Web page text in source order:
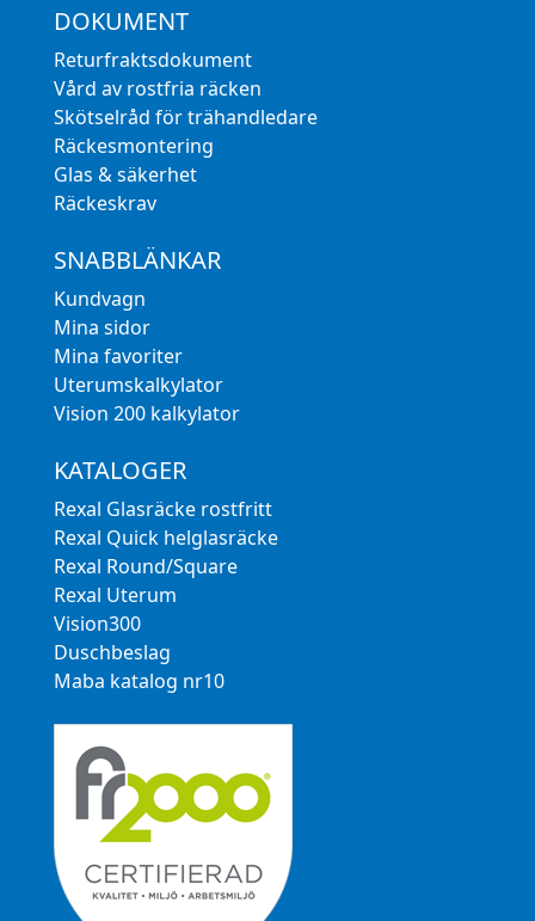
DOKUMENT
Returfraktsdokument
Vård av rostfria räcken
Skötselråd för trähandledare
Räckesmontering
Glas & säkerhet
Räckeskrav
SNABBLÄNKAR
Kundvagn
Mina sidor
Mina favoriter
Uterumskalkylator
Vision 200 kalkylator
KATALOGER
Rexal Glasräcke rostfritt
Rexal Quick helglasräcke
Rexal Round/Square
Rexal Uterum
Vision300
Duschbeslag
Maba katalog nr10